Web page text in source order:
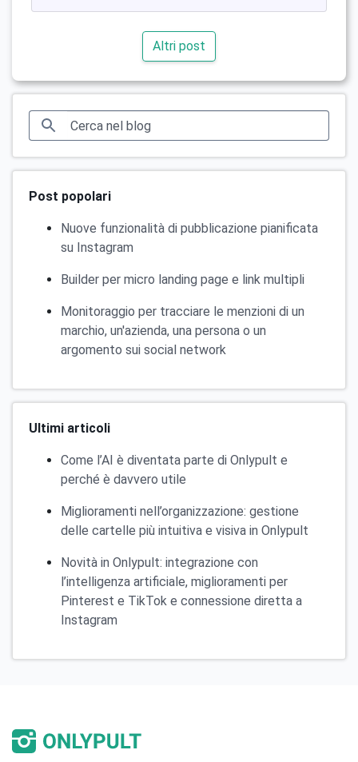
Altri post
Post popolari
Nuove funzionalità di pubblicazione pianificata
su Instagram
Builder per micro landing page e link multipli
Monitoraggio per tracciare le menzioni di un
marchio, un'azienda, una persona o un
argomento sui social network
Ultimi articoli
Come l’AI è diventata parte di Onlypult e
perché è davvero utile
Miglioramenti nell’organizzazione: gestione
delle cartelle più intuitiva e visiva in Onlypult
Novità in Onlypult: integrazione con
l’intelligenza artificiale, miglioramenti per
Pinterest e TikTok e connessione diretta a
Instagram